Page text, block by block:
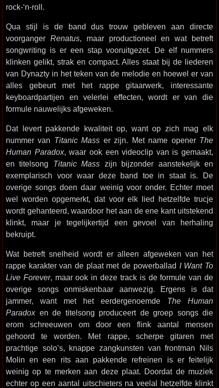
rock-‘n-roll.
Qua stijl is de band dus trouw gebleven aan directe
voorganger Renatus, maar productioneel en wat betreft
songwriting is er een stap vooruitgezet. De elf nummers
klinken gelikt, strak en compact. Alles staat bij de liederen
van Dynazty in het teken van de melodie en hoewel er van
alles gebeurt met het rappe gitaarwerk, interessante
keyboardpartijen en velerlei effecten, wordt er van die
formule nauwelijks afgeweken.
Dat levert pakkende kwaliteit op, want op zich mag elk
nummer van Titanic Mass er zijn. Met name opener The
Human Paradox, waar ook een videoclip van is gemaakt,
en titelsong Titanic Mass zijn bijzonder aanstekelijk en
exemplarisch voor waar deze band toe in staat is. De
overige songs doen daar weinig voor onder. Echter moet
wel worden opgemerkt, dat voor elk lied hetzelfde trucje
wordt gehanteerd, waardoor het aan de ene kant uitstekend
klinkt, maar je tegelijkertijd een gevoel van herhaling
bekruipt.
Wat betreft snelheid wordt er alleen afgeweken van het
rappe karakter van de plaat met de powerballad I Want To
Live Forever, maar ook in deze track is de formule van de
overige songs onmiskenbaar aanwezig. Ergens is dat
jammer, want met het eerdergenoemde The Human
Paradoxen de titelsong produceert de groep songs die
erom schreeuwen om door een flink aantal mensen
gehoord te worden. Met rappe, scherpe gitaren met
prachtige solo’s, knappe zangkunsten van frontman Nils
Molin en een rits aan pakkende refreinen is er feitelijk
weinig op te merken aan deze plaat. Doordat de muziek
echter op een aantal uitschieters na veelal hetzelfde klinkt